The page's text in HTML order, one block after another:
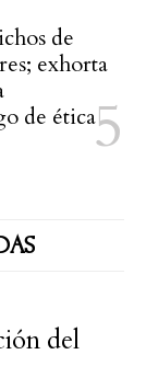
de
exhorta
de ética
del